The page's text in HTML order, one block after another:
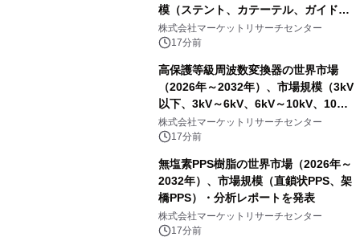
模（ステント、カテーテル、ガイドワ
イヤー、シース、下大静脈フィルタ
ー、その他）・分析レポートを発表
株式会社マーケットリサーチセンター
17分前
高保護等級周波数変換器の世界市場
（2026年～2032年）、市場規模（3kV
以下、3kV～6kV、6kV～10kV、10kV
超）・分析レポートを発表
株式会社マーケットリサーチセンター
17分前
無塩素PPS樹脂の世界市場（2026年～
2032年）、市場規模（直鎖状PPS、架
橋PPS）・分析レポートを発表
株式会社マーケットリサーチセンター
17分前